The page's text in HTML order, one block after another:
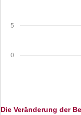
0
5
Die Veränderung der